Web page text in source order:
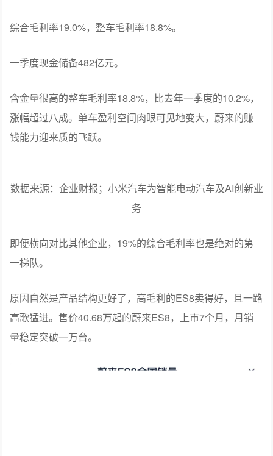
综合毛利率19.0%，整车毛利率18.8%。
一季度现金储备482亿元。
含金量很高的整车毛利率18.8%，比去年一季度的10.2%，
涨幅超过八成。单车盈利空间肉眼可见地变大，蔚来的赚
钱能力迎来质的飞跃。
数据来源：企业财报；小米汽车为智能电动汽车及AI创新业
务
即便横向对比其他企业，19%的综合毛利率也是绝对的第
一梯队。
原因自然是产品结构更好了，高毛利的ES8卖得好，且一路
高歌猛进。售价40.68万起的蔚来ES8，上市7个月，月销
量稳定突破一万台。